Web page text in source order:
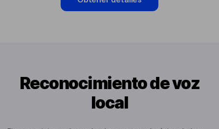
Reconocimiento de voz
local